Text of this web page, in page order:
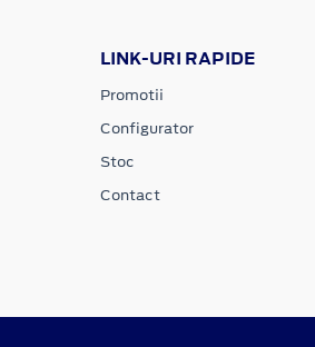
LINK-URI RAPIDE
Promotii
Configurator
Stoc
Contact